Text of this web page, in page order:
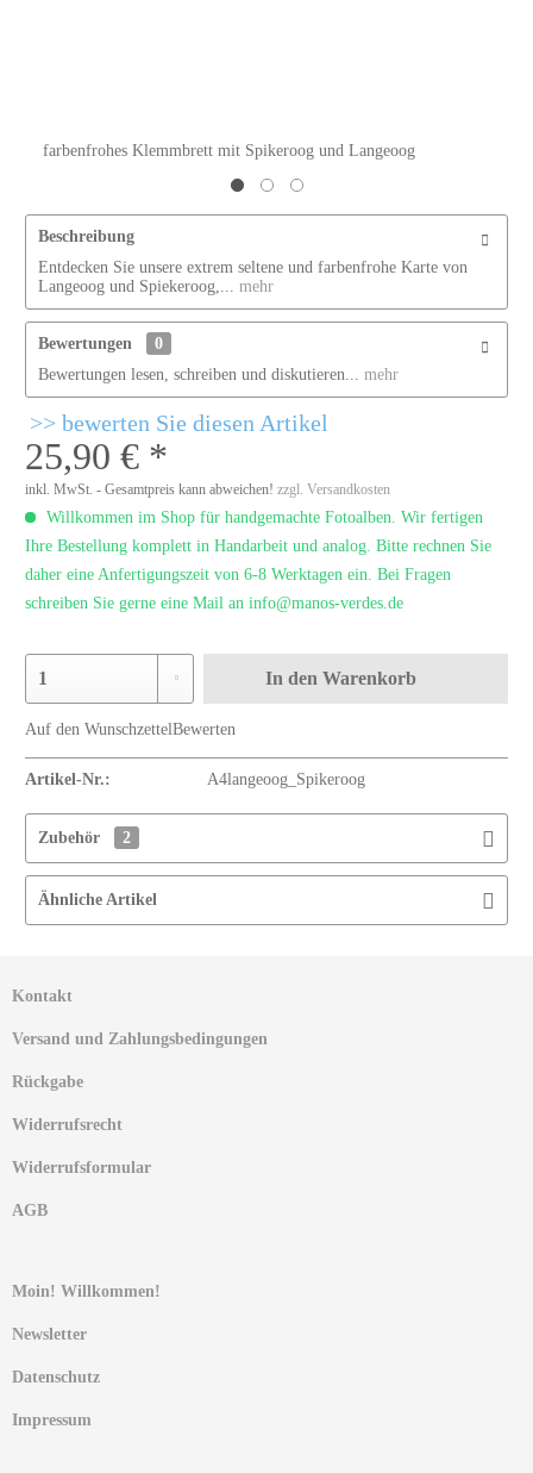
farbenfrohes Klemmbrett mit Spikeroog und Langeoog
Beschreibung
Entdecken Sie unsere extrem seltene und farbenfrohe Karte von
Langeoog und Spiekeroog,...
mehr
Bewertungen
0
Bewertungen lesen, schreiben und diskutieren...
mehr
bewerten Sie diesen Artikel
25,90 € *
inkl. MwSt. - Gesamtpreis kann abweichen!zzgl. Versandkosten
Willkommen im Shop für handgemachte Fotoalben. Wir fertigen
Ihre Bestellung komplett in Handarbeit und analog. Bitte rechnen Sie
daher eine Anfertigungszeit von 6-8 Werktagen ein. Bei Fragen
schreiben Sie gerne eine Mail an info@manos-verdes.de
In den Warenkorb
Auf den WunschzettelBewerten
Artikel-Nr.: A4langeoog_Spikeroog
Zubehör 2
Ähnliche Artikel
Kontakt
Versand und Zahlungsbedingungen
Rückgabe
Widerrufsrecht
Widerrufsformular
AGB
Moin! Willkommen!
Newsletter
Datenschutz
Impressum